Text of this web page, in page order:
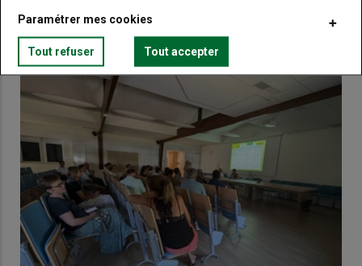
VOUS AIMEREZ AUSSI
Paramétrer mes cookies
Tout refuser Tout accepter